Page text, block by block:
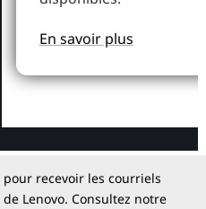
En savoir plus
recevoir les courriels
Lenovo. Consultez notre